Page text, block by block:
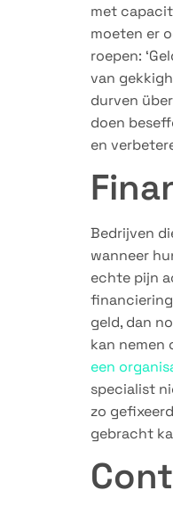
met
moeten er
roepen:
van
durven
doen
en
Bedrijven
wanneer
echte pijn
geld, dan
kan nemen
een
specialist
zo
gebracht